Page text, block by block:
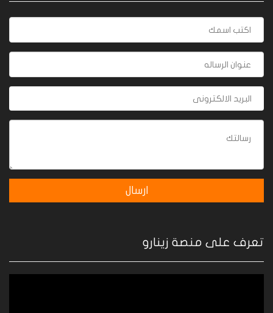
تعرف على منصة زينارو